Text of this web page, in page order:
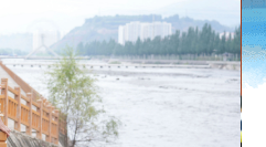
州委常委会会议